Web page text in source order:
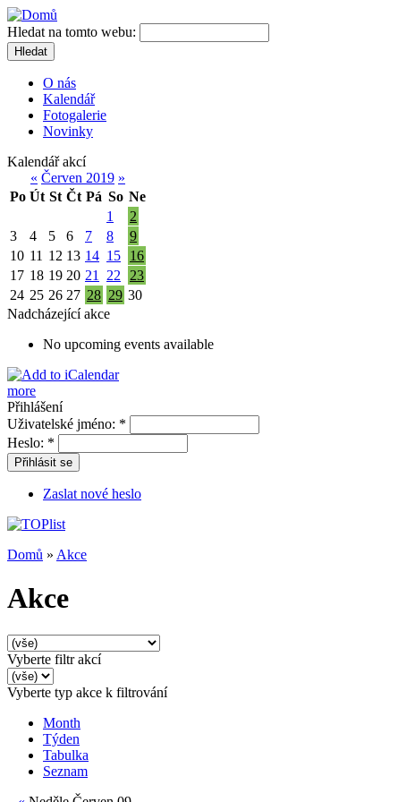
Hledat na tomto webu:
Hledat
O nás
Kalendář
Fotogalerie
Novinky
Kalendář akcí
« Červen 2019 »
Po Út St Čt Pá So Ne
1
2
3
4 5 6 7 8
9
10 11 12 13 14 15
16
17 18 19 20 21 22
23
24 25 26 27 28 29 30
Nadcházející akce
No upcoming events available
more
Přihlášení
Uživatelské jméno: *
Heslo: *
Přihlásit se
Zaslat nové heslo
Domů » Akce
Akce
Vyberte filtr akcí
Vyberte typ akce k filtrování
Month
Týden
Tabulka
Seznam